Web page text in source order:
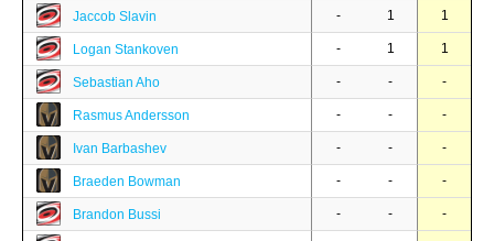
Jaccob Slavin - 1 1
Logan Stankoven - 1 1
Sebastian Aho - - -
Rasmus Andersson - - -
Ivan Barbashev - - -
Braeden Bowman - - -
Brandon Bussi - - -